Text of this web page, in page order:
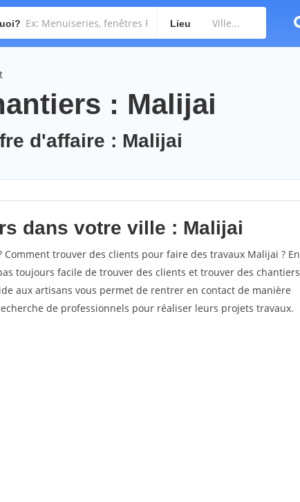
Lieu
: Malijai
d'affaire : Malijai
dans votre ville : Malijai
trouver des clients pour faire des travaux Malijai ? En
toujours facile de trouver des clients et trouver des chantiers
aux artisans vous permet de rentrer en contact de manière
de professionnels pour réaliser leurs projets travaux.